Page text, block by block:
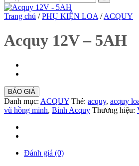
Trang chủ / PHỤ KIỆN LOA / ACQUY
Acquy 12V – 5AH
BÁO GIÁ
Danh mục: ACQUY Thẻ: acquy, acquy
vũ hồng minh, Binh Acquy Thương hiệu:
Đánh giá (0)